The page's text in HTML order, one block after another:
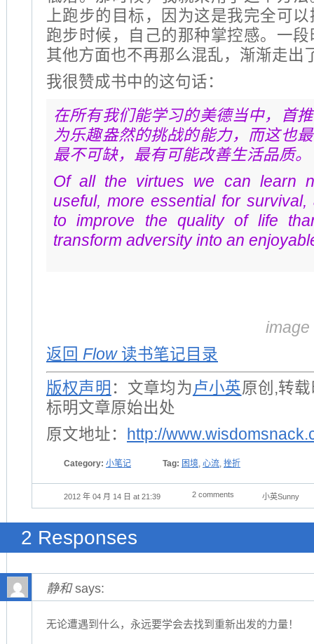
上跑步的目标，因为这是我完全可
跑步时候，自己的那种掌控感。一
其他方面也不再那么混乱，渐渐走出
我很赞成书中的这句话：
在所有我们能学习的美德当中，首
为乐趣盎然的挑战的能力，而这也
最不可缺，最有可能改善生活品质。
Of all the virtues we can learn
useful, more essential for
to improve the quality of life
transform adversity into an
返回 Flow 读书笔记目录
版权声明 ：文章均为 卢小英原创,转
标明文章原始出处
原文地址：
http://
Category: 小笔记 Tag: 困境 心流 挫折
2012 年 04 月 14 日 at 21:39 2 comments 小英Sunny
2 Responses
静和 says:
无论遭遇到什么，永远要学会去找到重新出发的力量！